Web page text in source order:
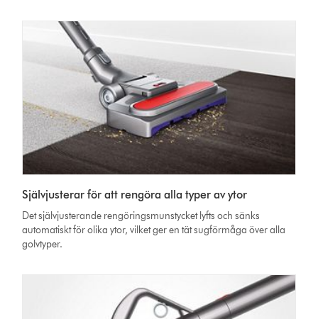
Självjusterar för att rengöra alla typer av ytor
Det självjusterande rengöringsmunstycket lyfts och sänks
automatiskt för olika ytor, vilket ger en tät sugförmåga över alla
golvtyper.